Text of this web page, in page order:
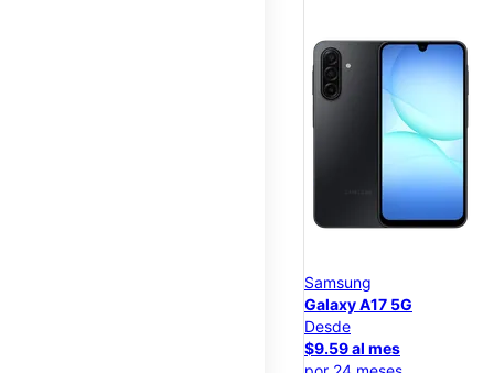
Samsung
Galaxy A17 5G
Desde
$9.59 al mes